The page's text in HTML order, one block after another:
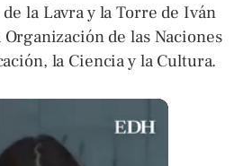
la Lavra y la Torre de Iván
de las Naciones
la Ciencia y la Cultura.